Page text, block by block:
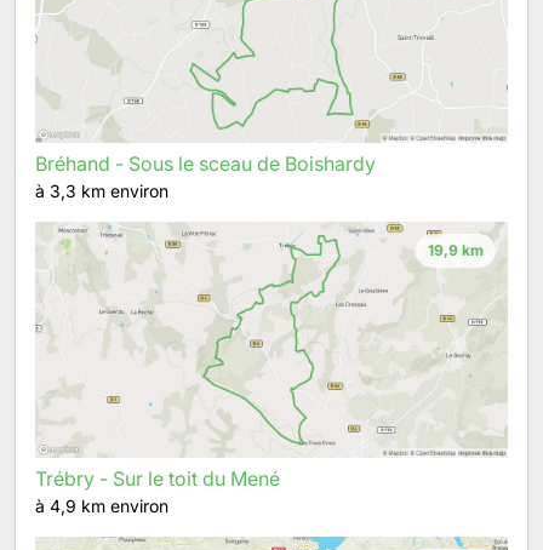
Bréhand - Sous le sceau de Boishardy
à 3,3 km environ
19,9 km
Trébry - Sur le toit du Mené
à 4,9 km environ